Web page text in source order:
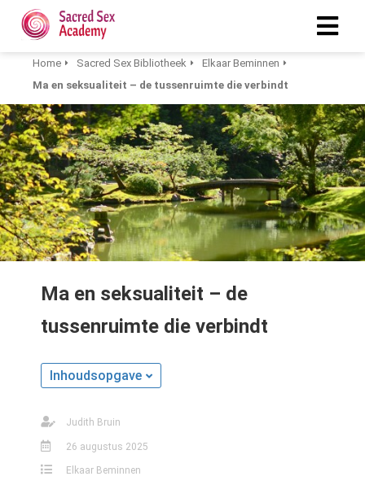
Home Sacred Sex Bibliotheek
Elkaar Beminnen
Ma en seksualiteit – de tussenruimte die verbindt
Ma en seksualiteit – de
tussenruimte die verbindt
Inhoudsopgave
Judith Bruin
26 augustus 2025
Elkaar Beminnen